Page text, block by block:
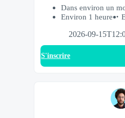
Dans environ un
Environ 1 heure
2026-09-
S'inscrire